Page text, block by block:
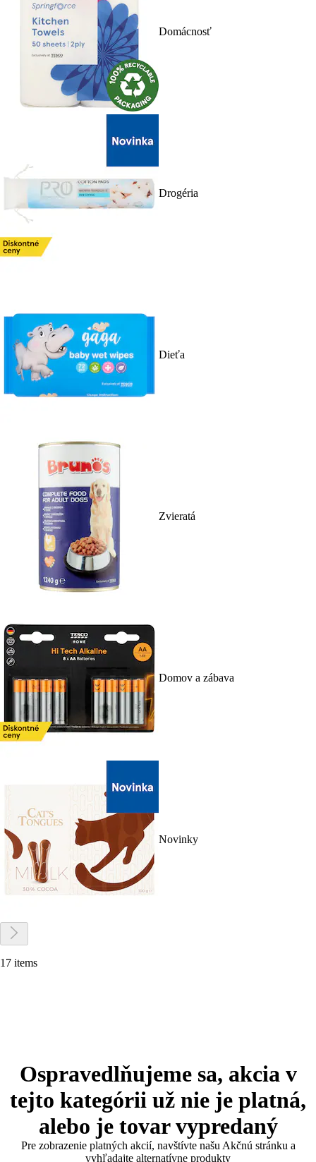
Domácnosť
Drogéria
Dieťa
Zvieratá
Domov a zábava
Novinky
17 items
Ospravedlňujeme sa, akcia v
tejto kategórii už nie je platná,
alebo je tovar vypredaný
Pre zobrazenie platných akcií, navštívte našu Akčnú stránku a
vyhľadajte alternatívne produkty